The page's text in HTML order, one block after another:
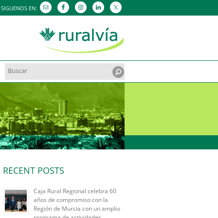
SIGUENOS EN:
Search
for:
RECENT POSTS
Caja Rural Regional celebra 60
años de compromiso con la
Región de Murcia con un amplio